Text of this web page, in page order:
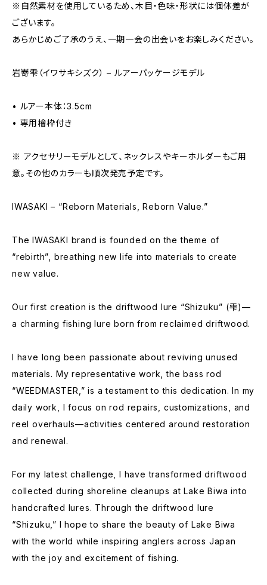
※自然素材を使用しているため、木目・色味・形状には個体差が
ございます。
あらかじめご了承のうえ、一期一会の出会いをお楽しみください。
岩嵜雫（イワサキシズク） – ルアーパッケージモデル
• ルアー本体：3.5cm
• 専用檜枠付き
※ アクセサリーモデルとして、ネックレスやキーホルダーもご用
意。その他のカラーも順次発売予定です。
IWASAKI – “Reborn Materials, Reborn Value.”
The IWASAKI brand is founded on the theme of
“rebirth”, breathing new life into materials to create
new value.
Our first creation is the driftwood lure “Shizuku” (雫)—
a charming fishing lure born from reclaimed driftwood.
I have long been passionate about reviving unused
materials. My representative work, the bass rod
“WEEDMASTER,” is a testament to this dedication. In my
daily work, I focus on rod repairs, customizations, and
reel overhauls—activities centered around restoration
and renewal.
For my latest challenge, I have transformed driftwood
collected during shoreline cleanups at Lake Biwa into
handcrafted lures. Through the driftwood lure
“Shizuku,” I hope to share the beauty of Lake Biwa
with the world while inspiring anglers across Japan
with the joy and excitement of fishing.